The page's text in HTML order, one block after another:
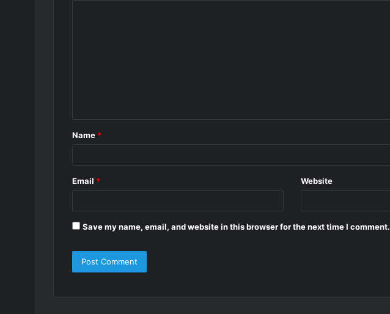
*
Name *
Email * Website
Save my name, email, and website in this browser for the next time I comment.